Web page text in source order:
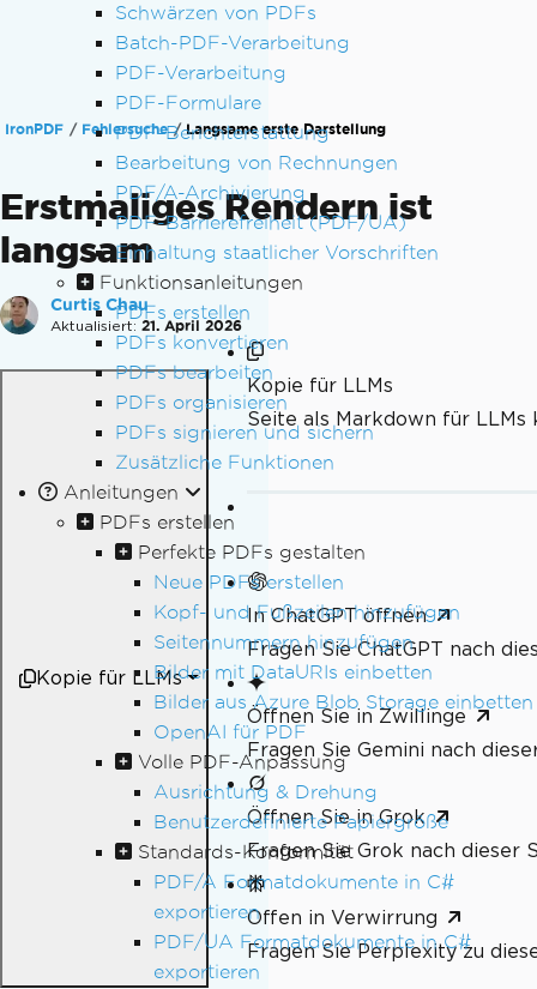
Schwärzen von PDFs
Batch-PDF-Verarbeitung
PDF-Verarbeitung
PDF-Formulare
PDF-Berichterstattung
Bearbeitung von Rechnungen
PDF/A-Archivierung
PDF-Barrierefreiheit (PDF/UA)
Einhaltung staatlicher Vorschriften
Funktionsanleitungen
PDFs erstellen
PDFs konvertieren
PDFs bearbeiten
PDFs organisieren
PDFs signieren und sichern
Zusätzliche Funktionen
Anleitungen
PDFs erstellen
Perfekte PDFs gestalten
Neue PDFs erstellen
Kopf- und Fußzeilen hinzufügen
Seitennummern hinzufügen
Bilder mit DataURIs einbetten
Bilder aus Azure Blob Storage einbetten
OpenAI für PDF
Volle PDF-Anpassung
Ausrichtung & Drehung
Benutzerdefinierte Papiergröße
Standards-Konformität
PDF/A Formatdokumente in C#
exportieren
PDF/UA Formatdokumente in C#
exportieren
IronPDF Fehlersuche Langsame erste Darstellung
Erstmaliges Rendern ist
langsam
Curtis Chau
Aktualisiert: 21. April 2026
Kopie für LLMs
Kopie für LLMs
Seite als Markdown für LLMs
In ChatGPT öffnen
Fragen Sie ChatGPT nach
Öffnen Sie in Zwillinge
Fragen Sie Gemini nach
Öffnen Sie in Grok
Fragen Sie Grok nach dieser
Offen in Verwirrung
Fragen Sie Perplexity zu